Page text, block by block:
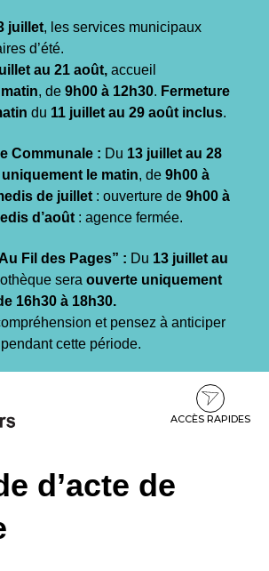
juillet, les services municipaux
d’été.
au 21 août, accueil
, de 9h00 à 12h30. Fermeture
du 11 juillet au 29 août inclus.
Communale : Du 13 juillet au 28
uniquement le matin, de 9h00 à
de juillet : ouverture de 9h00 à
d’août : agence fermée.
Fil des Pages” : Du 13 juillet au
sera ouverte uniquement
16h30 à 18h30.
et pensez à anticiper
cette période.
ACCÈS RAPIDES
d’acte de